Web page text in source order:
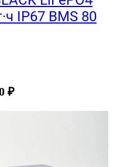
IP67 BMS 80
₽